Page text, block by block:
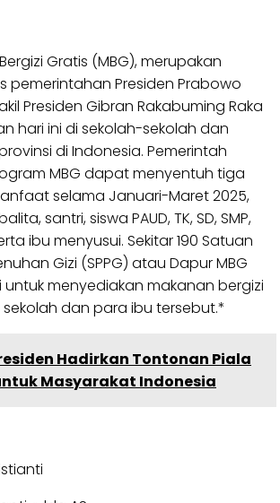
Gratis (MBG), merupakan
pemerintahan Presiden Prabowo
Presiden Gibran Rakabuming Raka
hari ini di sekolah-sekolah dan
di Indonesia. Pemerintah
MBG dapat menyentuh tiga
selama Januari-Maret 2025,
santri, siswa PAUD, TK, SD, SMP,
ibu menyusui. Sekitar 190 Satuan
Gizi (SPPG) atau Dapur MBG
menyediakan makanan bergizi
dan para ibu tersebut.*
Hadirkan Tontonan Piala
Masyarakat Indonesia